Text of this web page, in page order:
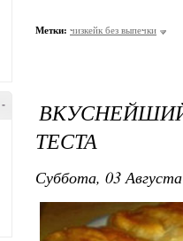
-
Метки: чизкейк без выпечки
ТЕСТА
Суббота, 03